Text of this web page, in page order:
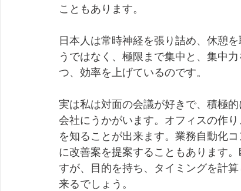
こともあります。
日本人は常時神経を張り詰め、休憩
うではなく、極限まで集中と、集中
つ、効率を上げているのです。
実は私は対面の会議が好きで、積極
会社にうかがいます。オフィスの作
を知ることが出来ます。業務自動化
に改善案を提案することもあります
すが、目的を持ち、タイミングを計
来るでしょう。